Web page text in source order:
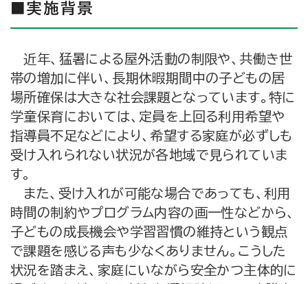
■実施背景
近年、猛暑による屋外活動の制限や、共働き世
帯の増加に伴い、長期休暇期間中の子どもの居
場所確保は大きな社会課題となっています。特に
学童保育においては、定員を上回る利用希望や
指導員不足などにより、希望する家庭が必ずしも
受け入れられない状況が各地域で見られていま
す。
また、受け入れが可能な場合であっても、利用
時間の制約やプログラム内容の画一性などから、
子どもの成長機会や学習習慣の維持という観点
で課題を感じる声も少なくありません。こうした
状況を踏まえ、家庭にいながら安全かつ主体的に